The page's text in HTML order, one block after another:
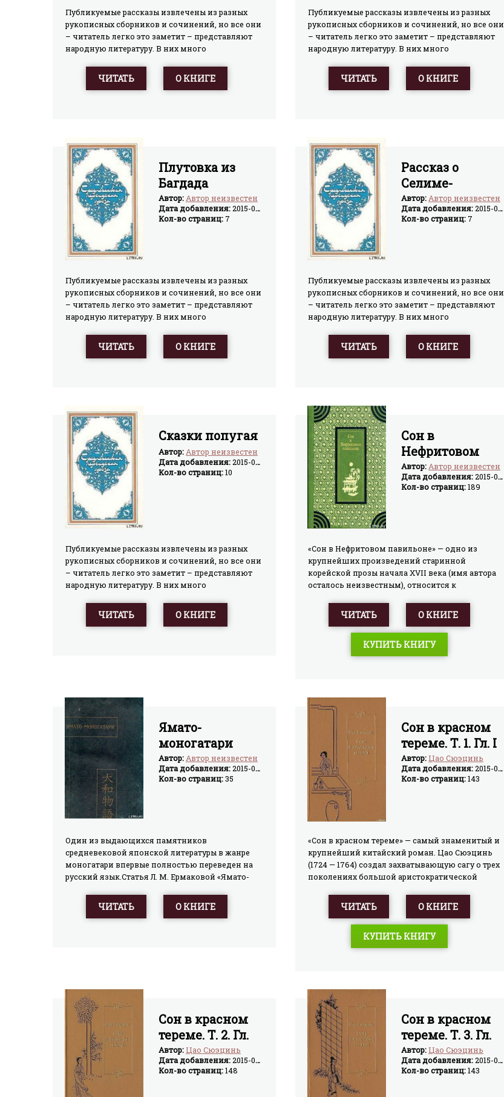
Публикуемые рассказы извлечены из разных
рукописных сборников и сочинений, но все они
– читатель легко это заметит – представляют
народную литературу. В них много
здравого смысла, фантазии и
наблюдательности. Множество различных тем,
разнообразная, широко отразившая жизнь
общества своего времени.
ЧИТАТЬ О КНИГЕ
Публикуемые рассказы извлечены из разных
рукописных сборников и сочинений, но все они
– читатель легко это заметит – представляют
народную литературу. В них много
здравого смысла, фантазии и
наблюдательности. Множество различных тем,
разнообразная, широко отразившая жизнь
общества своего времени.
ЧИТАТЬ О КНИГЕ
Плутовка из
Багдада
Автор: Автор неизвестен
Дата добавления:2015-04-02
Кол-во страниц: 7
Публикуемые рассказы извлечены из разных
рукописных сборников и сочинений, но все они
– читатель легко это заметит – представляют
народную литературу. В них много
здравого смысла, фантазии и
наблюдательности. Множество различных тем,
разнообразная, широко отразившая жизнь
общества своего времени.
ЧИТАТЬ О КНИГЕ
Рассказ о
Селиме-
ювелире
Автор: Автор неизвестен
Дата добавления:2015-04-02
Кол-во страниц: 7
Публикуемые рассказы извлечены из разных
рукописных сборников и сочинений, но все они
– читатель легко это заметит – представляют
народную литературу. В них много
здравого смысла, фантазии и
наблюдательности. Множество различных тем,
разнообразная, широко отразившая жизнь
общества своего времени.
ЧИТАТЬ О КНИГЕ
Сказки попугая
Автор: Автор неизвестен
Дата добавления:2015-04-02
Кол-во страниц:10
Публикуемые рассказы извлечены из разных
рукописных сборников и сочинений, но все они
– читатель легко это заметит – представляют
народную литературу. В них много
здравого смысла, фантазии и
наблюдательности. Множество различных тем,
ЧИТАТЬ О КНИГЕ
Сон в
Нефритовом
павильоне
Автор: Автор неизвестен
Дата добавления:2015-04-02
Кол-во страниц:189
«Сон в Нефритовом павильоне» — одно из
крупнейших произведений старинной
корейской прозы начала XVII века (имя автора
осталось неизвестным), относится к
романов-снов, близких по сюжету древним
мифологическим сказаниям и авантюрным
повестям позднего средневековья.Публикуется
на русском языке впервые.
ЧИТАТЬ О КНИГЕ
КУПИТЬ КНИГУ
Ямато-
моногатари
Автор: Автор неизвестен
Дата добавления:2015-04-02
Кол-во страниц:35
Один из выдающихся памятников
средневековой японской литературы в жанре
моногатари впервые полностью переведен на
русский язык.Статья Л. М. Ермаковой «Ямато-
выкладывается отдельным файлом.
ЧИТАТЬ О КНИГЕ
Сон в красном
тереме. Т. 1. Гл. I
— XL.
Автор:Цао Сюэцинь
Дата добавления:2015-04-05
Кол-во страниц:143
«Сон в красном тереме» — самый знаменитый и
крупнейший китайский роман. Цао Сюэцинь
(1724 — 1764) создал захватывающую сагу о трех
поколениях большой аристократической
в наложницы одну из девушек рода Цзя.
Главный герой Цзя Баоюй с юных лет купается в
роскоши, ему доступны все земные блага.
Роман насыщен любовью, многочисленные
герои связаны между собой чувственными
психологическая мотивированность поступков
его героев, органически входящие в ткань
повествования стихи — все это составляет
убедительные достоинства «Сна в красном
тереме» — признанного шедевра не только
китайской, но и мировой литературы.
ЧИТАТЬ О КНИГЕ
КУПИТЬ КНИГУ
Сон в красном
тереме. Т. 2. Гл.
XLI – LXXX.
Автор:Цао Сюэцинь
Дата добавления:2015-04-05
Кол-во страниц:148
Сон в красном
тереме. Т. 3. Гл.
LXXXI — СХХ.
Автор:Цао Сюэцинь
Дата добавления:2015-04-05
Кол-во страниц:143